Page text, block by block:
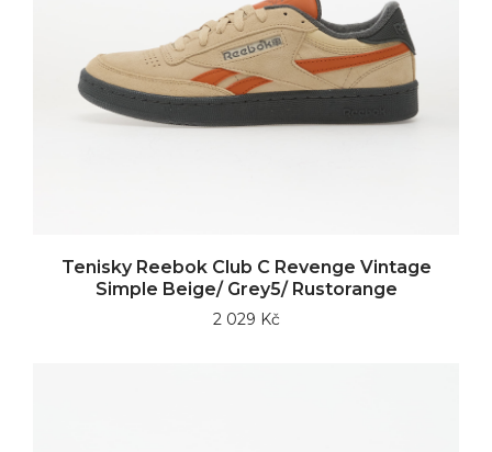
Tenisky Reebok Club C Revenge Vintage
Simple Beige/ Grey5/ Rustorange
2 029 Kč